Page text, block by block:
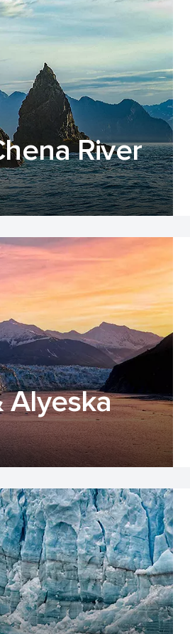
River
Alyeska